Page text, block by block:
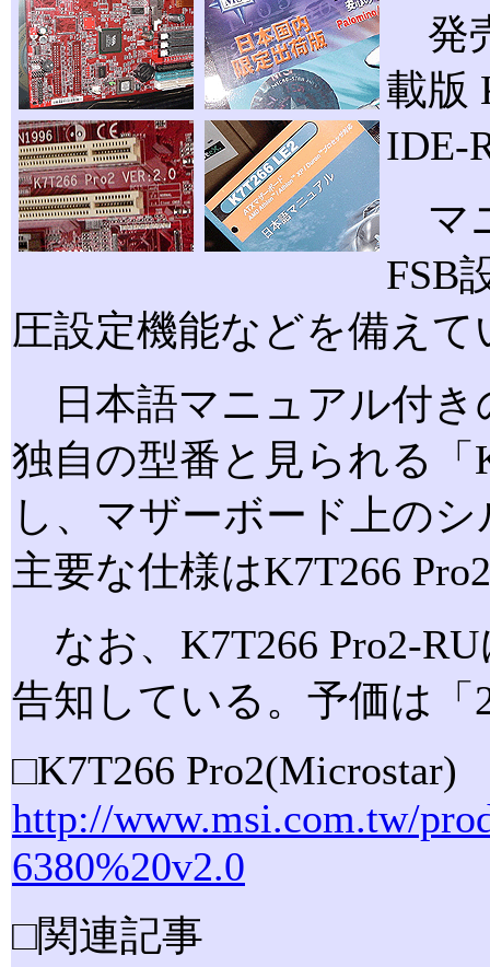
発
載版
IDE-
マ
FSB
圧設定機能などを備えて
日本語マニュアル付き
独自の型番と見られる「
し、マザーボード上のシ
主要な仕様はK7T266
なお、K7T266 Pro2-
告知している。予価は「
□K7T266 Pro2(Microstar)
http://www.msi.com.tw/
6380%20v2.0
□関連記事